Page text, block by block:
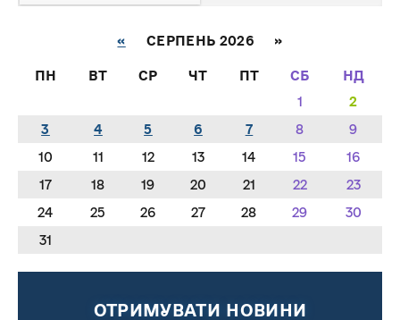
« СЕРПЕНЬ 2026 »
ПН ВТ СР ЧТ ПТ СБ
НД
1
2
3
4 5 6 7 8
9
10
11 12 13 14 15
16
17
18 19 20 21 22
23
24
25 26 27 28 29
30
31
ОТРИМУВАТИ НОВИНИ